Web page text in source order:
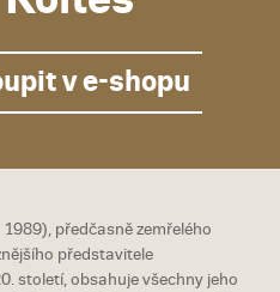
v e-shopu
předčasně zemřelého
představitele
století, obsahuje všechny jeho